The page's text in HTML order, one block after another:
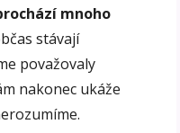
mnoho
stávají
považovaly
nakonec ukáže